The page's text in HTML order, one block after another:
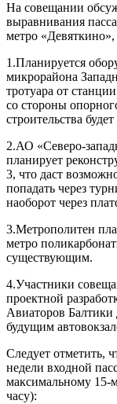
На совещании
выравнивания
метро
1.Планируется
микрорайона
тротуара от
со стороны
строительства
2.АО «Северо-
планирует
3, что даст
попадать через
наоборот через
3.Метрополитен
метро
существующим.
4.Участники
проектной
Авиаторов Балтики
будущим
Следует отметить,
недели входной
максимальному 15-
часу):